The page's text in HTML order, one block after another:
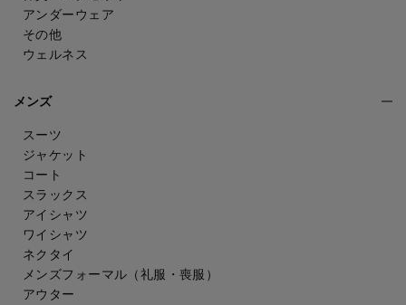
アンダーウェア
その他
ウェルネス
メンズ
スーツ
ジャケット
コート
スラックス
アイシャツ
ワイシャツ
ネクタイ
メンズフォーマル （礼服・喪服）
アウター